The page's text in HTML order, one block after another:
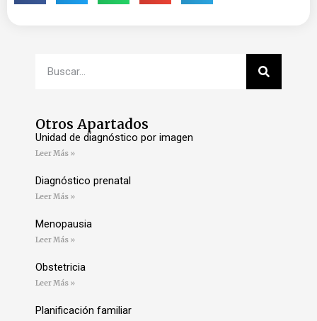
Otros Apartados
Unidad de diagnóstico por imagen
Leer Más »
Diagnóstico prenatal
Leer Más »
Menopausia
Leer Más »
Obstetricia
Leer Más »
Planificación familiar